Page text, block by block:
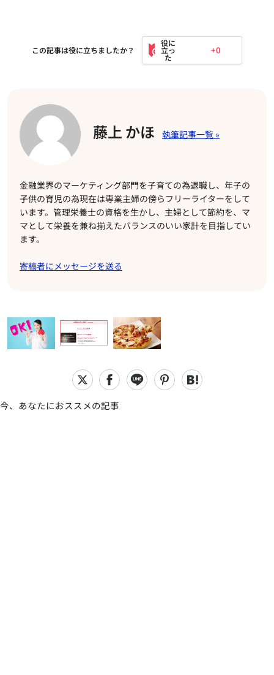
この記事は役に立ちましたか？ +0
藤上 かほ
金融業界のマーケティング部門を子育ての為退職し、年子の
子供の育児の為現在は専業主婦の傍らフリーライターをして
います。管理栄養士の資格を生かし、主婦として節約を、マ
マとして栄養を兼ね揃えたバランスのいい家計を目指してい
ます。
寄稿者にメッセージを送る
今、あなたにおススメの記事